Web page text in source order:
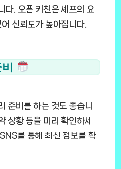
다. 오픈 키친은 셰프의 요
신뢰도가 높아집니다.
준비를 하는 것도 좋습니
상황 등을 미리 확인하세
를 통해 최신 정보를 확